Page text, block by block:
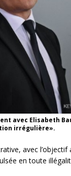
avec Elisabeth
irrégulière».
avec
en toute